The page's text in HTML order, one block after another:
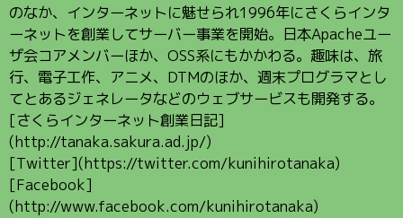
のなか、インターネットに魅せられ1996年にさくらインタ
ーネットを創業してサーバー事業を開始。日本Apacheユー
ザ会コアメンバーほか、OSS系にもかかわる。趣味は、旅
行、電子工作、アニメ、DTMのほか、週末プログラマとし
てとあるジェネレータなどのウェブサービスも開発する。
[さくらインターネット創業日記]
(http://tanaka.sakura.ad.jp/)
[Twitter](https://twitter.com/kunihirotanaka)
[Facebook]
(http://www.facebook.com/kunihirotanaka)